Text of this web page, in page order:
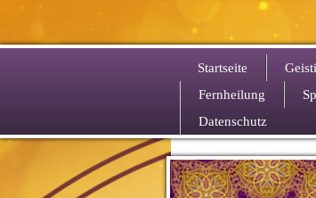
Startseite
Fernheilung
Datenschutz